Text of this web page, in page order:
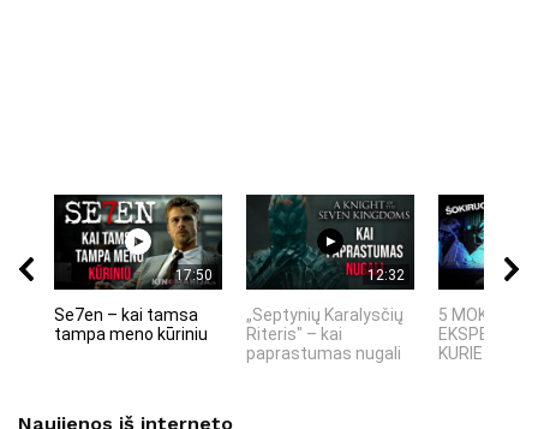
17:50
Se7en – kai tamsa
tampa meno kūriniu
12:32
„Septynių Karalysčių
Riteris" – kai
paprastumas nugali
5 MOKSLINIAI
KURIE
Naujienos iš interneto